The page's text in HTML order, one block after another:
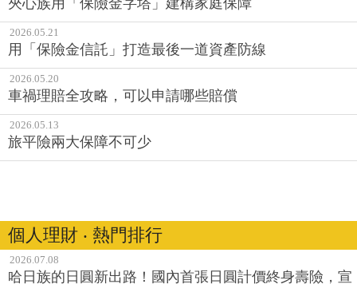
2026.05.21
用「保險金信託」打造最後一道資產防線
2026.05.20
車禍理賠全攻略，可以申請哪些賠償
2026.05.13
旅平險兩大保障不可少
個人理財 ‧ 熱門排行
2026.07.08
哈日族的日圓新出路！國內首張日圓計價終身壽險，宣